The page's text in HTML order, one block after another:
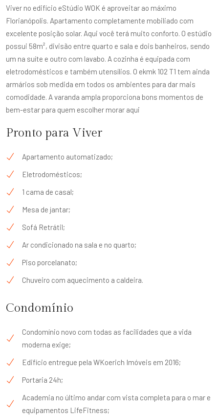
Viver no edifício eStúdio WOK é aproveitar ao máximo
Florianópolis. Apartamento completamente mobiliado com
excelente posição solar. Aqui você terá muito conforto. O estúdio
possui 58m², divisão entre quarto e sala e dois banheiros, sendo
um na suíte e outro com lavabo. A cozinha é equipada com
eletrodomésticos e também utensílios. O ekmk 102 T1 tem ainda
armários sob medida em todos os ambientes para dar mais
comodidade. A varanda ampla proporciona bons momentos de
bem-estar para quem escolher morar aqui
Pronto para Viver
Apartamento automatizado;
Eletrodomésticos;
1 cama de casal;
Mesa de jantar;
Sofá Retrátil;
Ar condicionado na sala e no quarto;
Piso porcelanato;
Chuveiro com aquecimento a caldeira.
Condomínio
Condomínio novo com todas as facilidades que a vida
moderna exige;
Edifício entregue pela WKoerich Imóveis em 2016;
Portaria 24h;
Academia no último andar com vista completa para o mar e
equipamentos LifeFitness;